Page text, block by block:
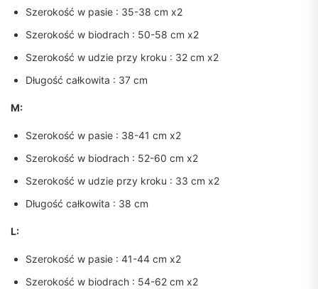
Szerokość w pasie : 35-38 cm x2
Szerokość w biodrach : 50-58 cm x2
Szerokość w udzie przy kroku : 32 cm x2
Długość całkowita : 37 cm
M:
Szerokość w pasie : 38-41 cm x2
Szerokość w biodrach : 52-60 cm x2
Szerokość w udzie przy kroku : 33 cm x2
Długość całkowita : 38 cm
L:
Szerokość w pasie : 41-44 cm x2
Szerokość w biodrach : 54-62 cm x2